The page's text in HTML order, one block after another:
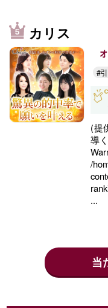
カリス
#
(提
導
/
...
当